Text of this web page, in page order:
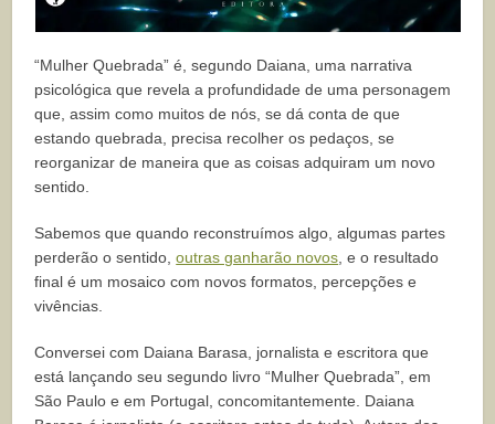
“Mulher Quebrada” é, segundo Daiana, uma narrativa
psicológica que revela a profundidade de uma personagem
que, assim como muitos de nós, se dá conta de que
estando quebrada, precisa recolher os pedaços, se
reorganizar de maneira que as coisas adquiram um novo
sentido.
Sabemos que quando reconstruímos algo, algumas partes
perderão o sentido,outras ganharão novos, e o resultado
final é um mosaico com novos formatos, percepções e
vivências.
Conversei com Daiana Barasa, jornalista e escritora que
está lançando seu segundo livro “Mulher Quebrada”, em
São Paulo e em Portugal, concomitantemente. Daiana